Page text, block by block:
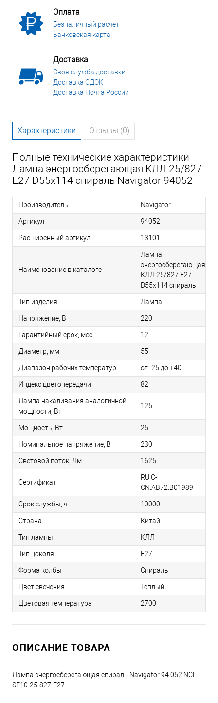
Оплата
Безналичный расчет
Банковская карта
Доставка
Своя служба доставки
Доставка СДЭК
Доставка Почта России
Характеристики Отзывы (0)
Полные технические характеристики
Лампа энергосберегающая КЛЛ 25/827
E27 D55x114 спираль Navigator 94052
Производитель Navigator
Артикул 94052
Расширенный артикул 13101
Наименование в каталоге
Лампа
энергосберегающая
КЛЛ 25/827 E27
D55x114 спираль
Тип изделия Лампа
Напряжение, В 220
Гарантийный срок, мес 12
Диаметр, мм 55
Диапазон рабочих температур от -25 до +40
Индекс цветопередачи 82
Лампа накаливания аналогичной
мощности, Вт
125
Мощность, Вт 25
Номинальное напряжение, В 230
Световой поток, Лм 1625
Сертификат
RU C-
CN.AB72.B01989
Срок службы, ч 10000
Страна Китай
Тип лампы КЛЛ
Тип цоколя E27
Форма колбы Спираль
Цвет свечения Теплый
Цветовая температура 2700
ОПИСАНИЕ ТОВАРА
Лампа энергосберегающая спираль Navigator 94 052 NCL-
SF10-25-827-E27